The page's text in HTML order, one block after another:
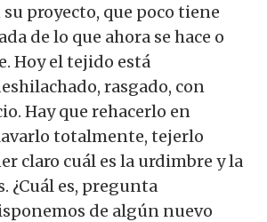
proyecto, que poco tiene
de lo que ahora se hace o
Hoy el tejido está
rasgado, con
Hay que rehacerlo en
totalmente, tejerlo
claro cuál es la urdimbre y la
¿Cuál es, pregunta
de algún nuevo